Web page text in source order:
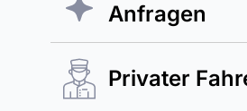
Anfragen
Privater